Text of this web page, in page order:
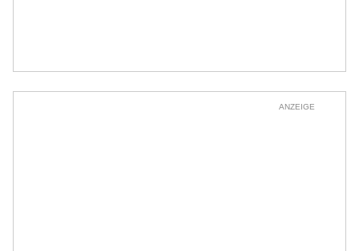
ANZEIGE